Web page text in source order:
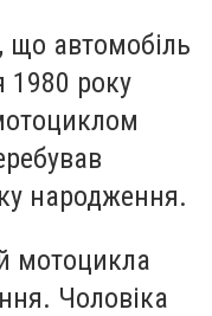
що автомобіль
1980 року
народження.
мотоцикла
Чоловіка